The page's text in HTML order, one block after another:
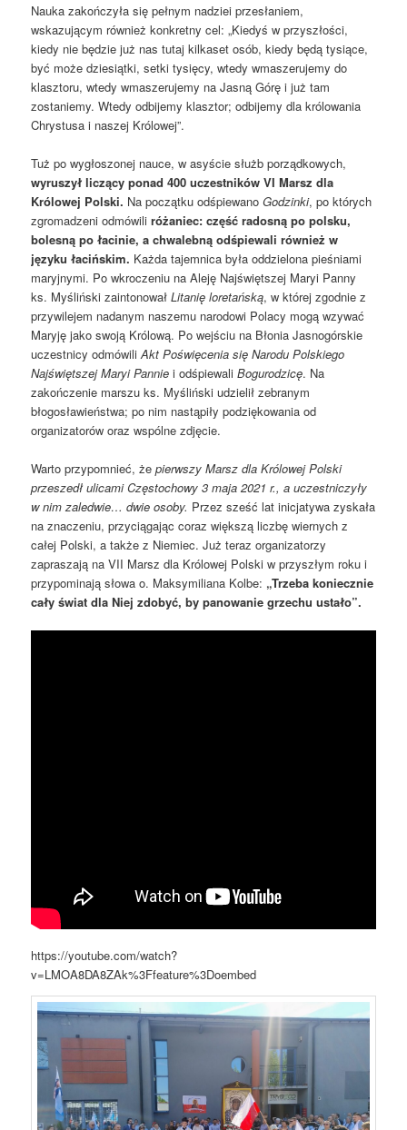
Nauka zakończyła się pełnym nadziei przesłaniem,
wskazującym również konkretny cel: „Kiedyś w przyszłości,
kiedy nie będzie już nas tutaj kilkaset osób, kiedy będą tysiące,
być może dziesiątki, setki tysięcy, wtedy wmaszerujemy do
klasztoru, wtedy wmaszerujemy na Jasną Górę i już tam
zostaniemy. Wtedy odbijemy klasztor; odbijemy dla królowania
Chrystusa i naszej Królowej”.
Tuż po wygłoszonej nauce, w asyście służb porządkowych,
wyruszył liczący ponad 400 uczestników VI Marsz dla
Królowej Polski. Na początku odśpiewanoGodzinki, po których
zgromadzeni odmówiliróżaniec: część radosną po polsku,
bolesną po łacinie, a chwalebną odśpiewali również w
języku łacińskim. Każda tajemnica była oddzielona pieśniami
maryjnymi. Po wkroczeniu na Aleję Najświętszej Maryi Panny
ks. Myśliński zaintonowałLitanię loretańską, w której zgodnie z
przywilejem nadanym naszemu narodowi Polacy mogą wzywać
Maryję jako swoją Królową. Po wejściu na Błonia Jasnogórskie
uczestnicy odmówiliAkt Poświęcenia się Narodu Polskiego
Najświętszej Maryi Pannie i odśpiewaliBogurodzicę. Na
zakończenie marszu ks. Myśliński udzielił zebranym
błogosławieństwa; po nim nastąpiły podziękowania od
organizatorów oraz wspólne zdjęcie.
Warto przypomnieć, że pierwszy Marsz dla Królowej Polski
przeszedł ulicami Częstochowy 3 maja 2021 r., a uczestniczyły
w nim zaledwie… dwie osoby. Przez sześć lat inicjatywa zyskała
na znaczeniu, przyciągając coraz większą liczbę wiernych z
całej Polski, a także z Niemiec. Już teraz organizatorzy
zapraszają na VII Marsz dla Królowej Polski w przyszłym roku i
przypominają słowa o. Maksymiliana Kolbe: „Trzeba koniecznie
cały świat dla Niej zdobyć, by panowanie grzechu ustało”.
https://youtube.com/watch?
v=LMOA8DA8ZAk%3Ffeature%3Doembed